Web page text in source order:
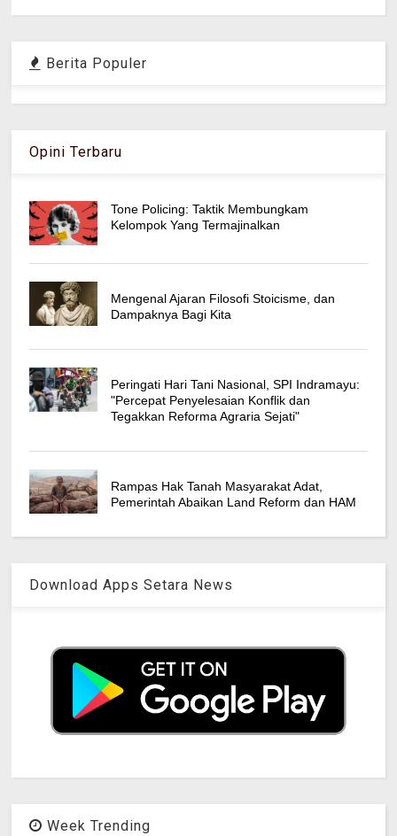
Berita Populer
Opini Terbaru
Tone Policing: Taktik Membungkam
Kelompok Yang Termajinalkan
Mengenal Ajaran Filosofi Stoicisme, dan
Dampaknya Bagi Kita
Peringati Hari Tani Nasional, SPI Indramayu:
"Percepat Penyelesaian Konflik dan
Tegakkan Reforma Agraria Sejati"
Rampas Hak Tanah Masyarakat Adat,
Pemerintah Abaikan Land Reform dan HAM
Download Apps Setara News
Week Trending